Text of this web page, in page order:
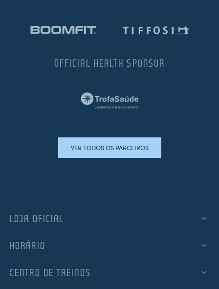
OFFICIAL HEALTH SPONSOR
VER TODOS OS PARCEIROS
LOJA OFICIAL
HORÁRIO
CENTRO DE TREINOS